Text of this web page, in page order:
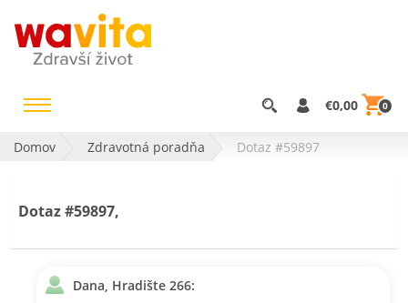
€0,00 0
Domov Zdravotná poradňa Dotaz #59897
Dotaz #59897,
Dana, Hradište 266: